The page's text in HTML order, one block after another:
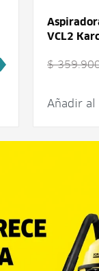
VCL2
$
Añadir